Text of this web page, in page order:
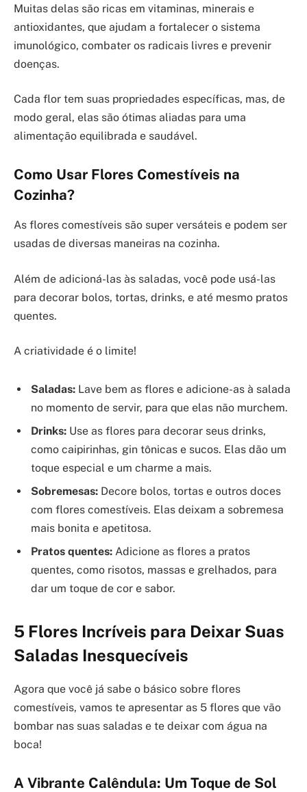
Muitas delas são ricas em vitaminas, minerais e
antioxidantes, que ajudam a fortalecer o sistema
imunológico, combater os radicais livres e prevenir
doenças.
Cada flor tem suas propriedades específicas, mas, de
modo geral, elas são ótimas aliadas para uma
alimentação equilibrada e saudável.
Como Usar Flores Comestíveis na
Cozinha?
As flores comestíveis são super versáteis e podem ser
usadas de diversas maneiras na cozinha.
Além de adicioná-las às saladas, você pode usá-las
para decorar bolos, tortas, drinks, e até mesmo pratos
quentes.
A criatividade é o limite!
Saladas: Lave bem as flores e adicione-as à salada
no momento de servir, para que elas não murchem.
Drinks: Use as flores para decorar seus drinks,
como caipirinhas, gin tônicas e sucos. Elas dão um
toque especial e um charme a mais.
Sobremesas: Decore bolos, tortas e outros doces
com flores comestíveis. Elas deixam a sobremesa
mais bonita e apetitosa.
Pratos quentes: Adicione as flores a pratos
quentes, como risotos, massas e grelhados, para
dar um toque de cor e sabor.
5 Flores Incríveis para Deixar Suas
Saladas Inesquecíveis
Agora que você já sabe o básico sobre flores
comestíveis, vamos te apresentar as 5 flores que vão
bombar nas suas saladas e te deixar com água na
boca!
A Vibrante Calêndula: Um Toque de Sol